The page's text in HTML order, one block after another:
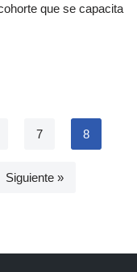
que se capacita
7 8
Siguiente »